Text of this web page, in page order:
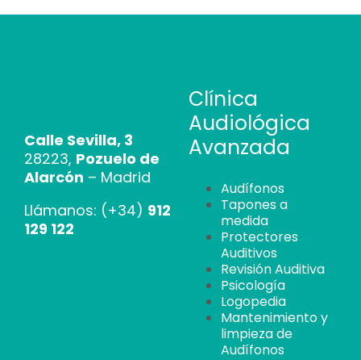
Calle Sevilla, 3
28223, Pozuelo de
Alarcón – Madrid
Llámanos: (+34) 912
129 122
Clínica
Audiológica
Avanzada
Audífonos
Tapones a
medida
Protectores
Auditivos
Revisión Auditiva
Psicología
Logopedia
Mantenimiento y
limpieza de
Audífonos